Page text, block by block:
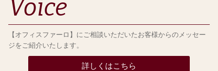
Voice
【オフィスファーロ】にご相談いただいたお客様からのメッセー
ジをご紹介いたします。
詳しくはこちら